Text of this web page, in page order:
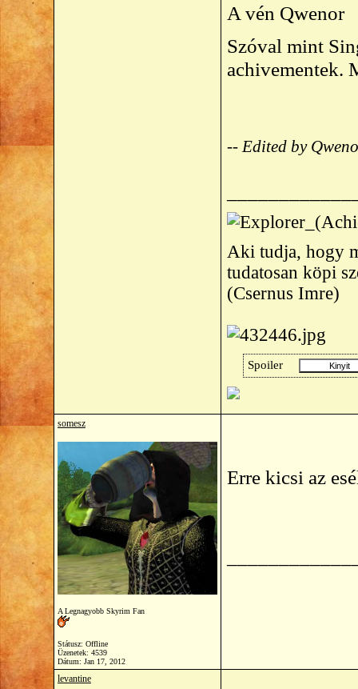
A vén Qwenor
Szóval mint
achivementek.
-- Edited by
Aki tudja, hogy
tudatosan köpi
(Csernus Imre)
Spoiler
somesz
A Legnagyobb Skyrim Fan
Státusz: Offline
Üzenetek: 4539
Dátum: Jan 17, 2012
Erre kicsi az
levantine